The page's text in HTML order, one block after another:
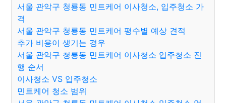
서울 관악구 청룡동 민트케어 이사청소, 입주청소 가
격
서울 관악구 청룡동 민트케어 평수별 예상 견적
추가 비용이 생기는 경우
서울 관악구 청룡동 민트케어 이사청소 입주청소 진
행 순서
이사청소 VS 입주청소
민트케어 청소 범위